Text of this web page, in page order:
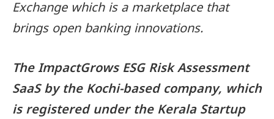
Exchange which is a marketplace that
brings open banking innovations.
The ImpactGrows ESG Risk Assessment
SaaS by the Kochi-based company, which
is registered under the Kerala Startup